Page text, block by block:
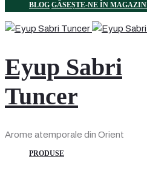
BLOG GĂSEȘTE-NE ÎN
Eyup Sabri
Tuncer
Arome atemporale din Orient
PRODUSE